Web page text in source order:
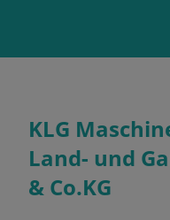
KLG
Land- und
& Co.KG